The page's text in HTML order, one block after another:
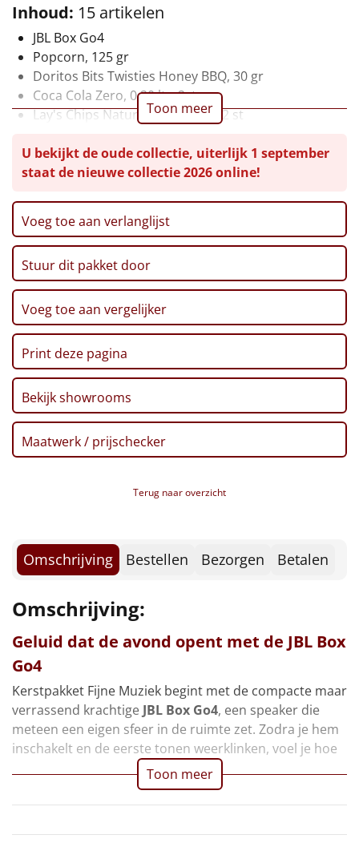
Vrouwen
Duurzaam
Leuke
Uniek
Alle thema's
Artikel
Hitster NIEUW
Pizzarette
Tas
Wake up light
NIEUW
Borrelplank
Noodradio NIEUW
Alle artikelen
Overige
Ideeën
Personeel
Doe het zelf
Inhoud: 15 artikelen
JBL Box Go4
Popcorn, 125 gr
Doritos Bits Twisties Honey BBQ, 30 gr
Coca Cola Zero, 0,20 ltr, 2st
Lay's Chips Naturel zak, 100 gr, 2 st
Champion Broodstengels, 125 gr
No. 1 Pretzels, 200 gr
CenterParcs Voucher
Postcode Loterij Lot
Verpakt in een feestelijke kerstdoos, 39 x 29 x 17,5
cm
Toon meer
U bekijkt de oude collectie, uiterlijk 1 september
staat de nieuwe collectie 2026 online!
Voeg toe aan verlanglijst
Stuur dit pakket door
Voeg toe aan vergelijker
Print deze pagina
Bekijk showrooms
Maatwerk / prijschecker
Terug naar overzicht
Omschrijving Bestellen Bezorgen Betalen
Omschrijving:
Geluid dat de avond opent met de JBL Box
Go4
Kerstpakket Fijne Muziek begint met de compacte maar
verrassend krachtige JBL Box Go4, een speaker die
meteen een eigen sfeer in de ruimte zet. Zodra je hem
inschakelt en de eerste tonen weerklinken, voel je hoe
Toon meer